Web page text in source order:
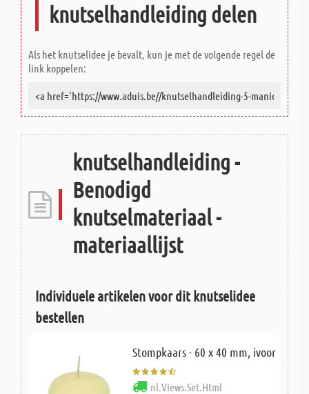
knutselhandleiding delen
Als het knutselidee je bevalt, kun je met de volgende regel de
link koppelen:
knutselhandleiding -
Benodigd
knutselmateriaal -
materiaallijst
Individuele artikelen voor dit knutselidee
bestellen
Stompkaars - 60 x 40 mm, ivoor
nl.Views.Set.Html